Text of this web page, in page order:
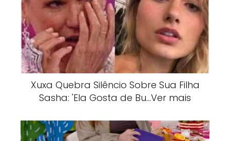
Xuxa Quebra Silêncio Sobre Sua Filha
Sasha: 'Ela Gosta de Bu…Ver mais